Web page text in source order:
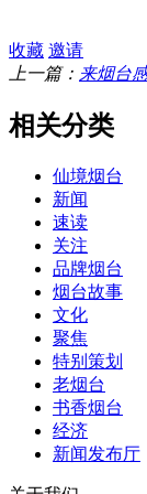
收藏 邀请
上一篇： 来烟台
相关分类
仙境烟台
新闻
速读
关注
品牌烟台
烟台故事
文化
聚焦
特别策划
老烟台
书香烟台
经济
新闻发布厅